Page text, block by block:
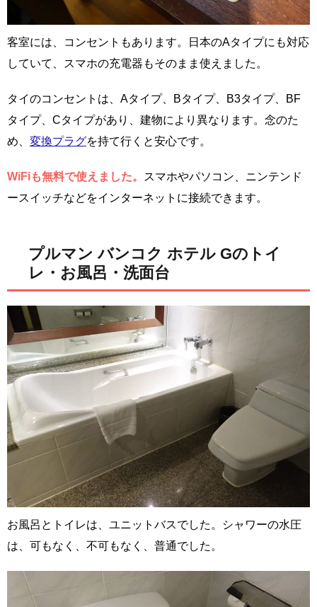
客室には、コンセントもあります。日本のAタイプにも対応
していて、スマホの充電器もそのまま使えました。
タイのコンセントは、Aタイプ、Bタイプ、B3タイプ、BF
タイプ、Cタイプがあり、建物により異なります。念のた
め、 変換プラグを持て行くと安心です。
WiFiも無料で使えました。
スマホやパソコン、ニンテンド
ースイッチなどをインターネットに接続できます。
プルマン バンコク ホテル Gのトイ
レ・お風呂・洗面台
お風呂とトイレは、ユニットバスでした。シャワーの水圧
は、可もなく、不可もなく、普通でした。